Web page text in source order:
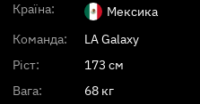
Країна:
Мексика
Команда:
LA Galaxy
Ріст:
173 см
Вага:
68 кг